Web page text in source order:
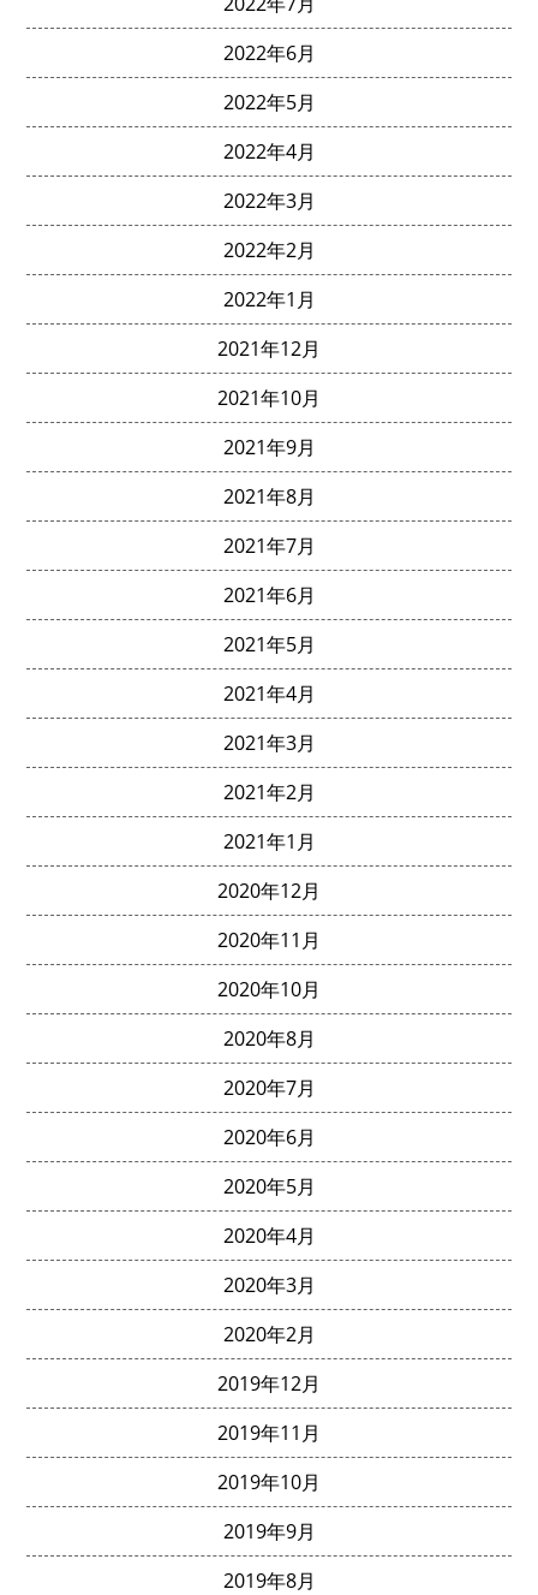
2022年6月
2022年5月
2022年4月
2022年3月
2022年2月
2022年1月
2021年12月
2021年10月
2021年9月
2021年8月
2021年7月
2021年6月
2021年5月
2021年4月
2021年3月
2021年2月
2021年1月
2020年12月
2020年11月
2020年10月
2020年8月
2020年7月
2020年6月
2020年5月
2020年4月
2020年3月
2020年2月
2019年12月
2019年11月
2019年10月
2019年9月
2019年8月